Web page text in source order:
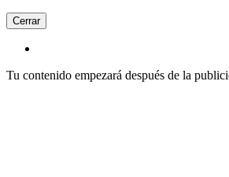
Cerrar
Tu contenido empezará después de la